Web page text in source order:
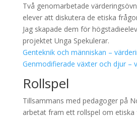
Två genomarbetade
elever att diskutera de etiska
Jag skapade dem för
projektet Unga Spekulerar.
Genteknik och människan –
Genmodifierade växter och djur –
Rollspel
Tillsammans med pedagoger på
arbetat fram ett rollspel om